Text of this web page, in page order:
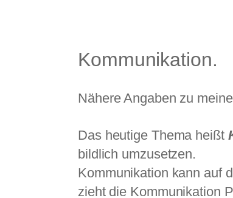
Kommunikation.
Nähere Angaben zu
Das heutige Thema heißt
bildlich umzusetzen.
Kommunikation kann auf
zieht die Kommunikation